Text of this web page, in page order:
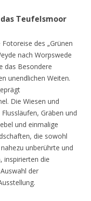
Teufelsmoor
des „Grünen
nach Worpswede
das Besondere
unendlichen Weiten.
Die Wiesen und
Gräben und
und einmalige
die sowohl
unberührte und
inspirierten die
der